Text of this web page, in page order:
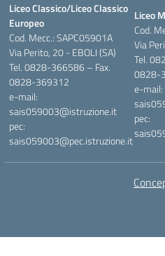
Liceo Classico/Liceo Classico
Europeo
Cod. Mecc.: SAPC05901A
Via Perito, 20 - EBOLI (SA)
Tel. 0828-366586 – Fax.
0828-369312
e-mail:
sais059003@istruzione.it
pec:
sais059003@pec.istruzione.it
Liceo
Cod.
Via
Tel.
0828-
e-mail:
pec: